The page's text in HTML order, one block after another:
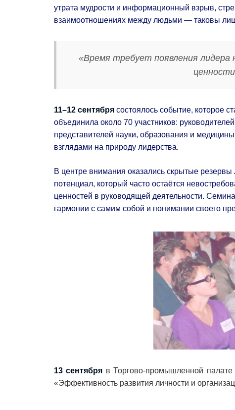
утрата мудрости и информационный взрыв,
взаимоотношениях между людьми — таковы
«Время требует появления лидера
11–12 сентября состоялось событие, которое
объединила около 70 участников:
представителей науки, образования и
взглядами на природу лидерства.
В центре внимания оказались скрытые резервы
потенциал, который часто остаётся
ценностей в руководящей деятельности.
гармонии с самим собой и понимании своего
13 сентября в Торгово-промышленной палате
«Эффективность развития личности и